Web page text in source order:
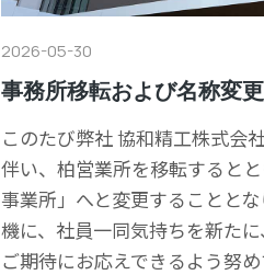
2026-05-30
事務所移転および名称変
このたび弊社 協和精工株式会
伴い、柏営業所を移転すると
事業所」へと変更することと
機に、社員一同気持ちを新た
ご期待にお応えできるよう努